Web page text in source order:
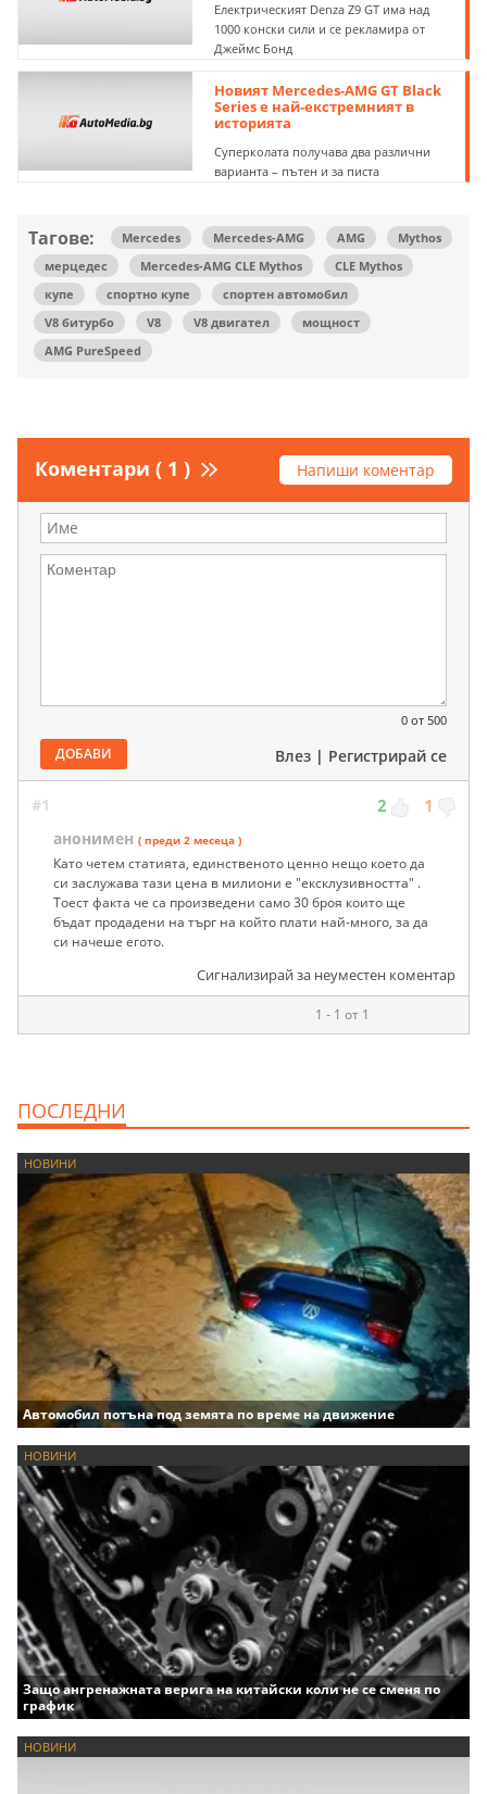
Електрическият Denza Z9 GT има над
1000 конски сили и се рекламира от
Джеймс Бонд
Новият Mercedes-AMG GT Black
Series е най-екстремният в
историята
Суперколата получава два различни
варианта – пътен и за писта
Тагове: Mercedes Mercedes-AMG AMG
Mythos
мерцедес
Mercedes-AMG CLE Mythos
CLE Mythos
купе
спортно купе
спортен автомобил
V8 битурбо
V8 V8 двигател
мощност
AMG PureSpeed
Коментари ( 1 ) Напиши коментар
0 от 500
ДОБАВИ Влез | Регистрирай се
#1 2 1
анонимен ( преди 2 месеца )
Като четем статията, единственото ценно нещо което да
си заслужава тази цена в милиони е "ексклузивността" .
Тоест факта че са произведени само 30 броя които ще
бъдат продадени на търг на който плати най-много, за да
си начеше егото.
Сигнализирай за неуместен коментар
1 - 1 от 1
ПОСЛЕДНИ
НОВИНИ
Автомобил потъна под земята по време на движение
НОВИНИ
Защо ангренажната верига на китайски коли не се сменя по
график
НОВИНИ